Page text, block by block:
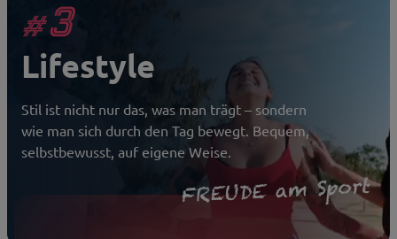
# 3
Lifestyle
Stil ist nicht nur das, was man trägt – sondern
wie man sich durch den Tag bewegt. Bequem,
selbstbewusst, auf eigene Weise.